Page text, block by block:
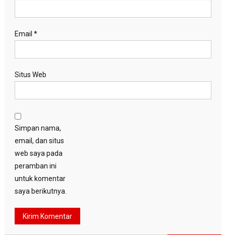
Email *
Situs Web
Simpan nama,
email, dan situs
web saya pada
peramban ini
untuk komentar
saya berikutnya.